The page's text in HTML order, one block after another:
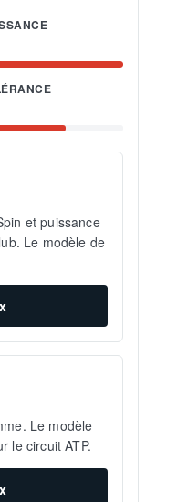
et puissance
Le modèle de
Le modèle
le circuit ATP.